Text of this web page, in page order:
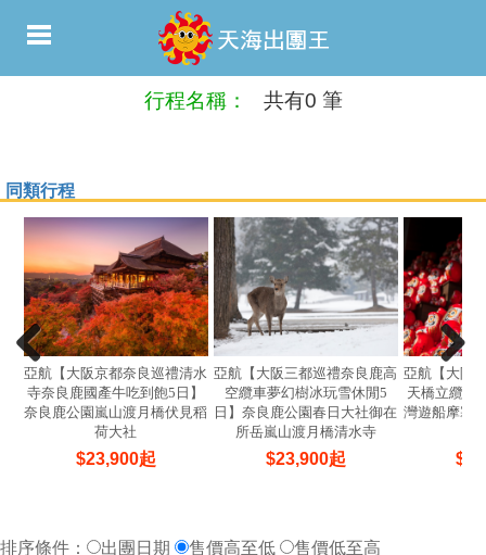
行程名稱： 共有0 筆
同類行程
亞航【大阪京都奈良巡禮清水
寺奈良鹿國產牛吃到飽5日】
奈良鹿公園嵐山渡月橋伏見稻
荷大社
$23,900起
亞航【大阪三都巡禮奈良鹿高
空纜車夢幻樹冰玩雪休閒5
日】奈良鹿公園春日大社御在
所岳嵐山渡月橋清水寺
$23,900起
亞航【大阪
天橋立纜車
灣遊船摩塞
$
排序條件： 出團日期 售價高至低
售價低至高